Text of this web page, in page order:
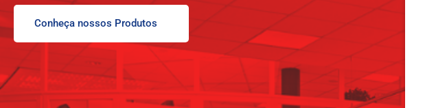
Conheça nossos Produtos